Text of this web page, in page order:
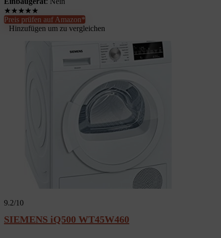
★★★★★
Preis prüfen auf Amazon*
Hinzufügen um zu vergleichen
9.2/10
SIEMENS iQ500 WT45W460